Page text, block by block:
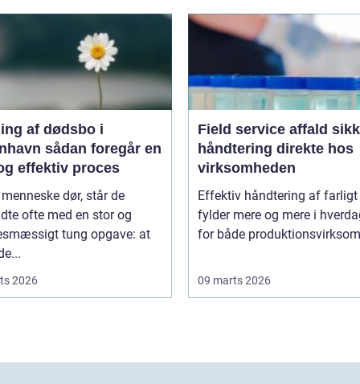
af dødsbo i
foregår en
effektiv proces
dør, står de
ofte med en stor og
tung opgave: at
2026
Field service affald sikker
håndtering direkte hos
virksomheden
Effektiv håndtering af
fylder mere og mere i
for både
09 marts 2026